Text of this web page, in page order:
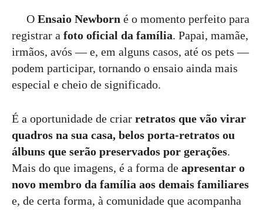
O Ensaio Newborn é o momento perfeito para
registrar a foto oficial da família. Papai, mamãe,
irmãos, avós — e, em alguns casos, até os pets —
podem participar, tornando o ensaio ainda mais
especial e cheio de significado.
É a oportunidade de criar retratos que vão virar
quadros na sua casa, belos porta-retratos ou
álbuns que serão preservados por gerações.
Mais do que imagens, é a forma de apresentar o
novo membro da família aos demais familiares
e, de certa forma, à comunidade que acompanha